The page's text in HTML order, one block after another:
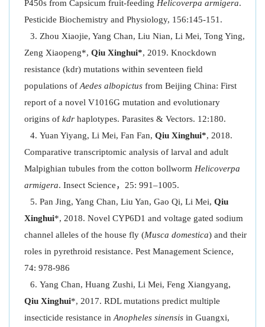
P450s from Capsicum fruit-feeding Helicoverpa armigera.
Pesticide Biochemistry and Physiology, 156:145-151.
Zhou Xiaojie, Yang Chan, Liu Nian, Li Mei, Tong Ying,
Zeng Xiaopeng*, Qiu Xinghui*, 2019. Knockdown
resistance (kdr) mutations within seventeen field
populations of Aedes albopictus from Beijing China: First
report of a novel V1016G mutation and evolutionary
origins of kdr haplotypes. Parasites & Vectors. 12:180.
Yuan Yiyang, Li Mei, Fan Fan, Qiu Xinghui*, 2018.
Comparative transcriptomic analysis of larval and adult
Malpighian tubules from the cotton bollworm Helicoverpa
armigera. Insect Science，25: 991–1005.
Pan Jing, Yang Chan, Liu Yan, Gao Qi, Li Mei, Qiu
Xinghui*, 2018. Novel CYP6D1 and voltage gated sodium
channel alleles of the house fly (Musca domestica) and their
roles in pyrethroid resistance. Pest Management Science,
74: 978-986
Yang Chan, Huang Zushi, Li Mei, Feng Xiangyang,
Qiu Xinghui*, 2017. RDL mutations predict multiple
insecticide resistance in Anopheles sinensis in Guangxi,